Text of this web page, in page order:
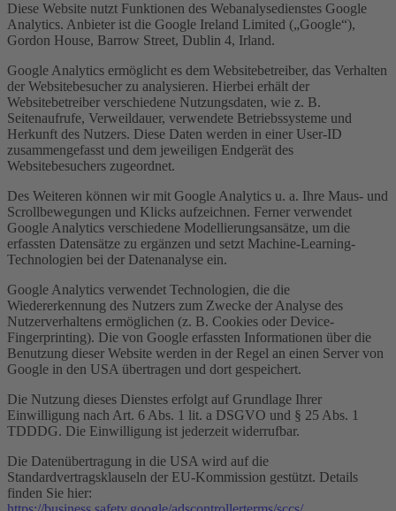
Diese Website nutzt Funktionen des Webanalysedienstes Google
Analytics. Anbieter ist die Google Ireland Limited („Google“),
Gordon House, Barrow Street, Dublin 4, Irland.
Google Analytics ermöglicht es dem Websitebetreiber, das Verhalten
der Websitebesucher zu analysieren. Hierbei erhält der
Websitebetreiber verschiedene Nutzungsdaten, wie z. B.
Seitenaufrufe, Verweildauer, verwendete Betriebssysteme und
Herkunft des Nutzers. Diese Daten werden in einer User-ID
zusammengefasst und dem jeweiligen Endgerät des
Websitebesuchers zugeordnet.
Des Weiteren können wir mit Google Analytics u. a. Ihre Maus- und
Scrollbewegungen und Klicks aufzeichnen. Ferner verwendet
Google Analytics verschiedene Modellierungsansätze, um die
erfassten Datensätze zu ergänzen und setzt Machine-Learning-
Technologien bei der Datenanalyse ein.
Google Analytics verwendet Technologien, die die
Wiedererkennung des Nutzers zum Zwecke der Analyse des
Nutzerverhaltens ermöglichen (z. B. Cookies oder Device-
Fingerprinting). Die von Google erfassten Informationen über die
Benutzung dieser Website werden in der Regel an einen Server von
Google in den USA übertragen und dort gespeichert.
Die Nutzung dieses Dienstes erfolgt auf Grundlage Ihrer
Einwilligung nach Art. 6 Abs. 1 lit. a DSGVO und § 25 Abs. 1
TDDDG. Die Einwilligung ist jederzeit widerrufbar.
Die Datenübertragung in die USA wird auf die
Standardvertragsklauseln der EU-Kommission gestützt. Details
finden Sie hier: